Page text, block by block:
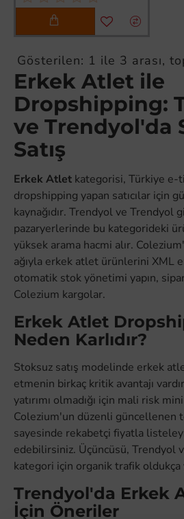
Gösterilen: 1 ile 3 arası,
Erkek Atlet ile
Dropshipping:
ve Trendyol'da
Satış
Erkek Atlet kategorisi, Türkiye e-
dropshipping yapan satıcılar için
kaynağıdır. Trendyol ve Trendyol
pazaryerlerinde bu kategorideki
yüksek arama hacmi alır.
ağıyla erkek atlet ürünlerini XML
otomatik stok yönetimi yapın,
Colezium kargolar.
Erkek Atlet
Neden Karlıdır?
Stoksuz satış modelinde erkek
etmenin birkaç kritik avantajı
yatırımı olmadığı için mali risk
Colezium'un düzenli güncellenen
sayesinde rekabetçi fiyatla
edebilirsiniz. Üçüncüsü, Trendyol
kategori için organik trafik
Trendyol'da Erkek
İçin Öneriler